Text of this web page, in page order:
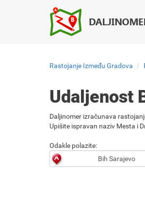
Rastojanje Između Gradova
Udaljenost
Daljinomer izračunava
Upišite ispravan naziv Mesta i
Odakle polazite: